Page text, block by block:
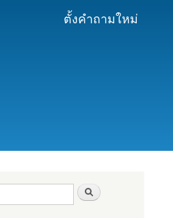
ตั้งคำถามใหม่